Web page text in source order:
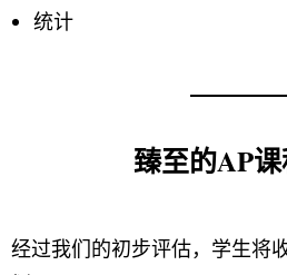
统计
臻至的AP
经过我们的初步评估，学生将